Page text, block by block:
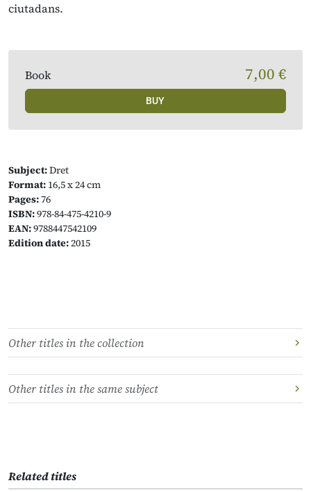
ciutadans.
Subject:Dret
Format: 16,5 x 24 cm
Pages:76
ISBN:978-84-475-4210-9
EAN:9788447542109
Edition date:2015
Book 7,00 €
BUY
Other titles in the collection
Other titles in the same subject
Related titles